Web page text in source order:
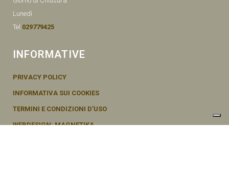
Lunedì
Tel:029779425
INFORMATIVE
PRIVACY POLICY
INFORMATIVA SUI COOKIES
TERMINI E CONDIZIONI D’USO
WEBDESIGN: MAGNETIKA